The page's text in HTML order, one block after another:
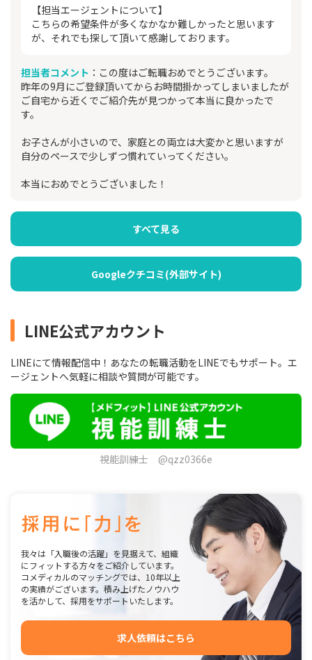
【担当エージェントについて】
こちらの希望条件が多くなかなか難しかったと思います
が、それでも探して頂いて感謝しております。
担当者コメント ：この度はご転職おめでとうございます。
昨年の9月にご登録頂いてからお時間掛かってしまいましたが
ご自宅から近くでご紹介先が見つかって本当に良かったで
す。
お子さんが小さいので、家庭との両立は大変かと思いますが
自分のペースで少しずつ慣れていってください。
本当におめでとうございました！
すべて見る
Googleクチコミ(外部サイト)
LINE公式アカウント
LINEにて情報配信中！あなたの転職活動をLINEでもサポート。エ
ージェントへ気軽に相談や質問が可能です。
視能訓練士 @qzz0366e
我々は「入職後の活躍」を見据えて、組織
にフィットする方々をご紹介しています。
コメディカルのマッチングでは、10年以上
の実績がございます。積み上げたノウハウ
を活かして、採用をサポートいたします。
求人依頼はこちら